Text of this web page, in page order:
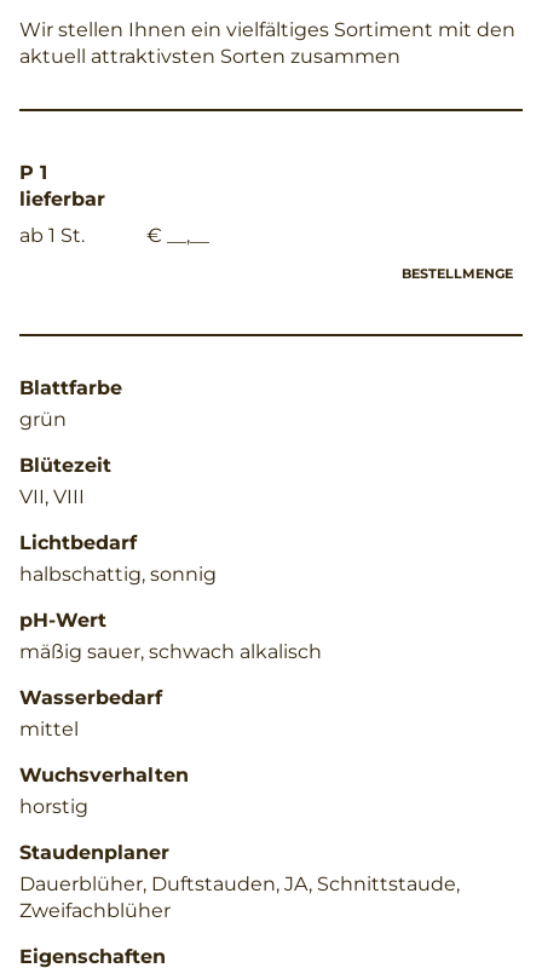
Wir stellen Ihnen ein vielfältiges Sortiment mit den
aktuell attraktivsten Sorten zusammen
P 1
lieferbar
ab 1 St.
€ __,__
BESTELLMENGE
Blattfarbe
grün
Blütezeit
VII, VIII
Lichtbedarf
halbschattig, sonnig
pH-Wert
mäßig sauer, schwach alkalisch
Wasserbedarf
mittel
Wuchsverhalten
horstig
Staudenplaner
Dauerblüher, Duftstauden, JA, Schnittstaude,
Zweifachblüher
Eigenschaften